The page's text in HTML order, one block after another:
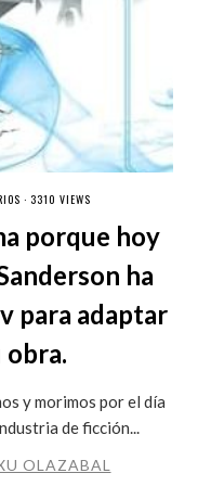
· 3310 VIEWS
porque hoy
ha
para adaptar
obra.
y morimos por el día
de ficción...
OLAZABAL